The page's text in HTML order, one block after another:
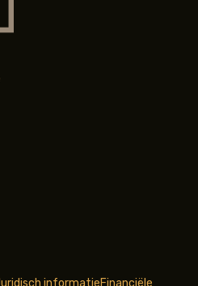
informatieFinanciële